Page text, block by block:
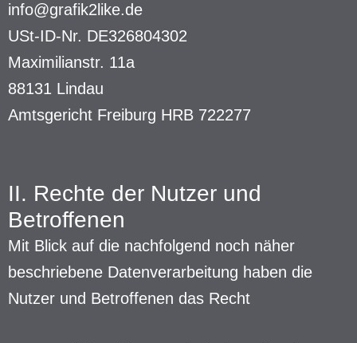
info@grafik2like.de
USt-ID-Nr. DE326804302
Maximilianstr. 11a
88131 Lindau
Amtsgericht Freiburg HRB 722277
II. Rechte der Nutzer und
Betroffenen
Mit Blick auf die nachfolgend noch näher
beschriebene Datenverarbeitung haben die
Nutzer und Betroffenen das Recht